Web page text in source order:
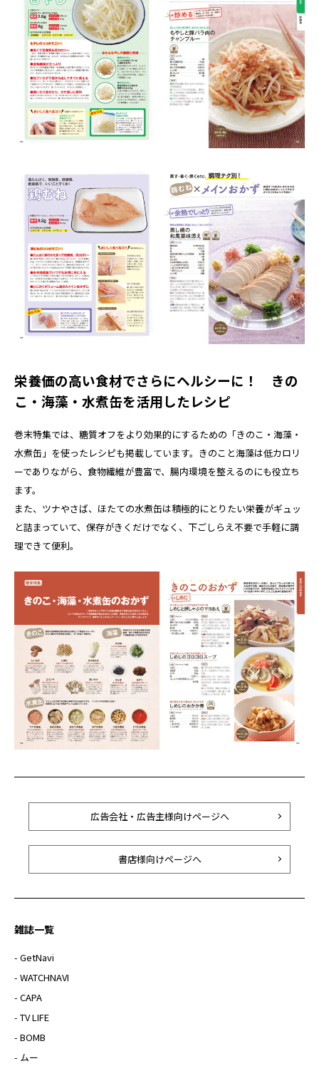
栄養価の高い食材でさらにヘルシーに！ きの
こ・海藻・水煮缶を活用したレシピ
巻末特集では、糖質オフをより効果的にするための「きのこ・海藻・
水煮缶」を使ったレシピも掲載しています。きのこと海藻は低カロリ
ーでありながら、食物繊維が豊富で、腸内環境を整えるのにも役立ち
ます。
また、ツナやさば、ほたての水煮缶は積極的にとりたい栄養がギュッ
と詰まっていて、保存がきくだけでなく、下ごしらえ不要で手軽に調
理できて便利。
広告会社・広告主様向けページへ
書店様向けページへ
雑誌一覧
- GetNavi
- WATCHNAVI
- CAPA
- TV LIFE
- BOMB
- ムー